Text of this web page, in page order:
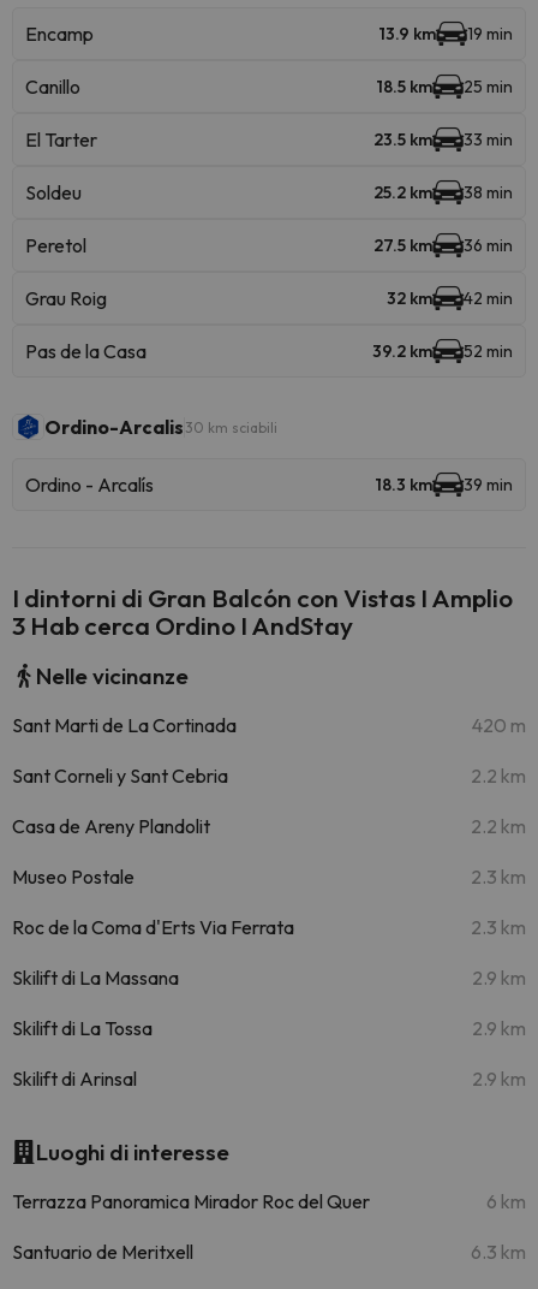
Encamp 13.9 km 19 min
Canillo 18.5 km 25 min
El Tarter 23.5 km 33 min
Soldeu 25.2 km 38 min
Peretol 27.5 km 36 min
Grau Roig 32 km 42 min
Pas de la Casa 39.2 km 52 min
Ordino-Arcalis 30 km sciabili
Ordino - Arcalís 18.3 km 39 min
I dintorni di Gran Balcón con Vistas I Amplio
3 Hab cerca Ordino I AndStay
Nelle vicinanze
Sant Marti de La Cortinada 420 m
Sant Corneli y Sant Cebria 2.2 km
Casa de Areny Plandolit 2.2 km
Museo Postale 2.3 km
Roc de la Coma d'Erts Via Ferrata 2.3 km
Skilift di La Massana 2.9 km
Skilift di La Tossa 2.9 km
Skilift di Arinsal 2.9 km
Luoghi di interesse
Terrazza Panoramica Mirador Roc del Quer 6 km
Santuario de Meritxell 6.3 km